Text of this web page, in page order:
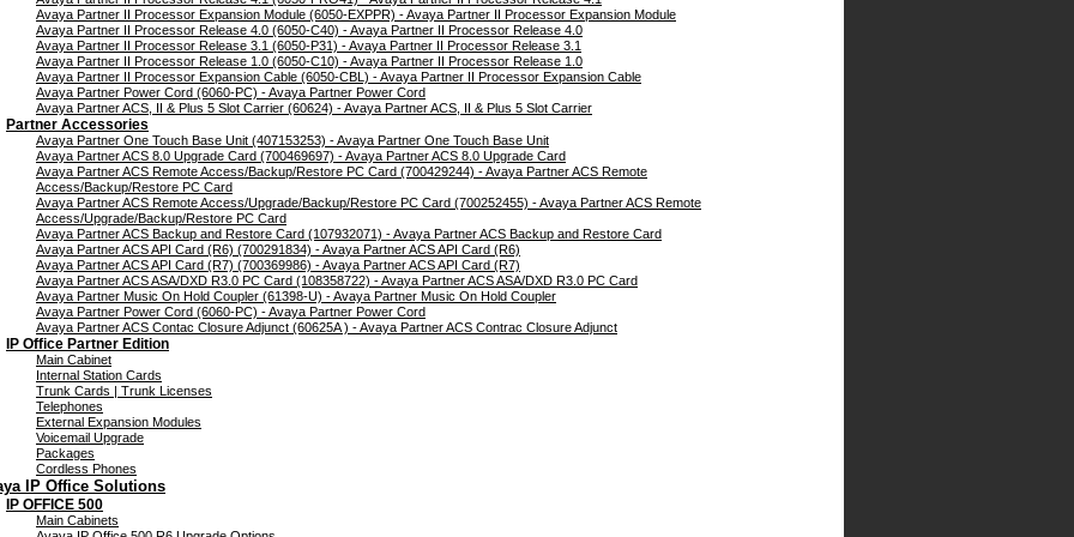
Avaya Partner II Processor Expansion Module (6050-EXPPR) - Avaya Partner II Processor Expansion Module
Avaya Partner II Processor Release 4.0 (6050-C40) - Avaya Partner II Processor Release 4.0
Avaya Partner II Processor Release 3.1 (6050-P31) - Avaya Partner II Processor Release 3.1
Avaya Partner II Processor Release 1.0 (6050-C10) - Avaya Partner II Processor Release 1.0
Avaya Partner II Processor Expansion Cable (6050-CBL) - Avaya Partner II Processor Expansion Cable
Avaya Partner Power Cord (6060-PC) - Avaya Partner Power Cord
Avaya Partner ACS, II & Plus 5 Slot Carrier (60624) - Avaya Partner ACS, II & Plus 5 Slot Carrier
Partner Accessories
Avaya Partner One Touch Base Unit (407153253) - Avaya Partner One Touch Base Unit
Avaya Partner ACS 8.0 Upgrade Card (700469697) - Avaya Partner ACS 8.0 Upgrade Card
Avaya Partner ACS Remote Access/Backup/Restore PC Card (700429244) - Avaya Partner ACS Remote
Access/Backup/Restore PC Card
Avaya Partner ACS Remote Access/Upgrade/Backup/Restore PC Card (700252455) - Avaya Partner ACS Remote
Access/Upgrade/Backup/Restore PC Card
Avaya Partner ACS Backup and Restore Card (107932071) - Avaya Partner ACS Backup and Restore Card
Avaya Partner ACS API Card (R6) (700291834) - Avaya Partner ACS API Card (R6)
Avaya Partner ACS API Card (R7) (700369986) - Avaya Partner ACS API Card (R7)
Avaya Partner ACS ASA/DXD R3.0 PC Card (108358722) - Avaya Partner ACS ASA/DXD R3.0 PC Card
Avaya Partner Music On Hold Coupler (61398-U) - Avaya Partner Music On Hold Coupler
Avaya Partner Power Cord (6060-PC) - Avaya Partner Power Cord
Avaya Partner ACS Contac Closure Adjunct (60625A ) - Avaya Partner ACS Contrac Closure Adjunct
IP Office Partner Edition
Main Cabinet
Internal Station Cards
Trunk Cards | Trunk Licenses
Telephones
External Expansion Modules
Voicemail Upgrade
Packages
Cordless Phones
IP Office Solutions
IP OFFICE 500
Main Cabinets